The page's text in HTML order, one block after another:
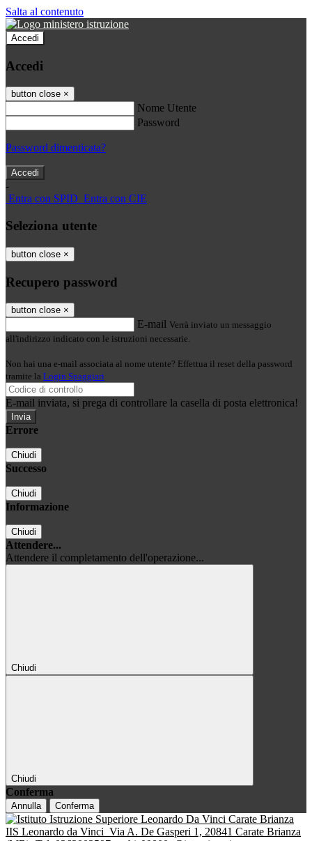
Salta al contenuto
Accedi
Accedi
button close ×
Nome Utente
Password
Password dimenticata?
-
Entra con SPID Entra con CIE
Seleziona utente
button close ×
Recupero password
button close ×
E-mail Verrà inviato un messaggio
all'indirizzo indicato con le istruzioni necessarie.
Non hai una e-mail associata al nome utente? Effettua il reset della password
tramite la Login Spaggiari
E-mail inviata, si prega di controllare la casella di posta elettronica!
Errore
Chiudi
Successo
Chiudi
Informazione
Chiudi
Attendere...
Attendere il completamento dell'operazione...
Chiudi
Chiudi
Conferma
Annulla Conferma
IIS Leonardo da Vinci Via A. De Gasperi 1, 20841 Carate Brianza